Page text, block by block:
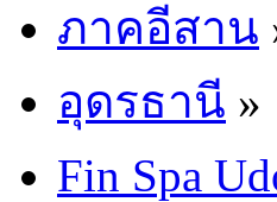
ภาคอีสาน
อุดรธานี »
Fin Spa